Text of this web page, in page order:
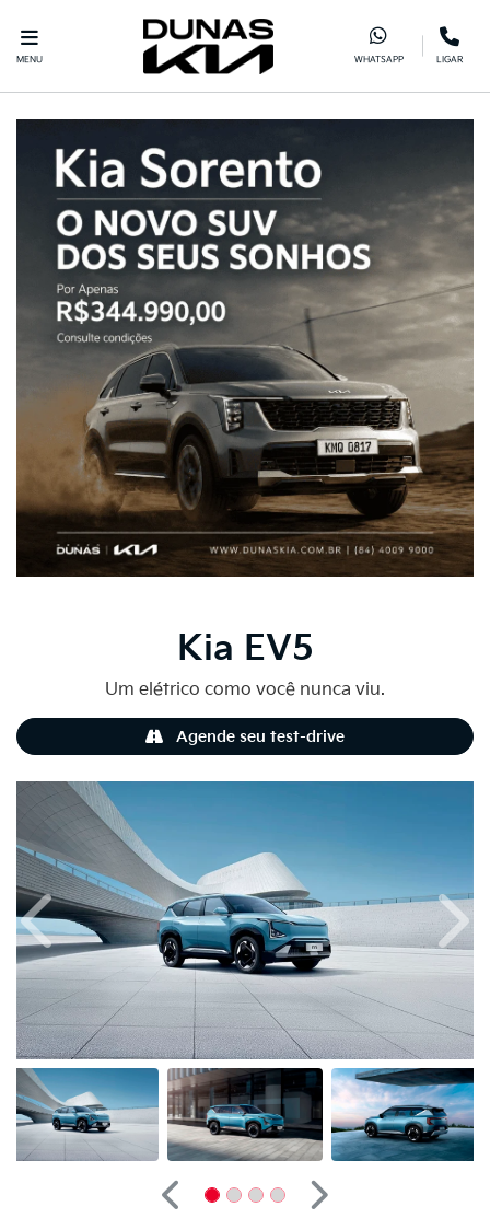
MENU WHATSAPP LIGAR
Kia EV5
Um elétrico como você nunca viu.
Agende seu test-drive
Anterior
Anterior
Próximo